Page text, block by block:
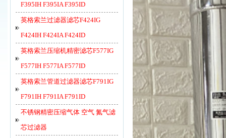
F395IH F395IA F395ID
英格索兰过滤器滤芯F424IG
F424IH F424IA F424ID
英格索兰压缩机精密滤芯F577IG
F577IH F577IA F577ID
英格索兰管道过滤器滤芯F791IG
F791IH F791IA F791ID
不锈钢精密压缩气体 空气 氮气滤
芯过滤器